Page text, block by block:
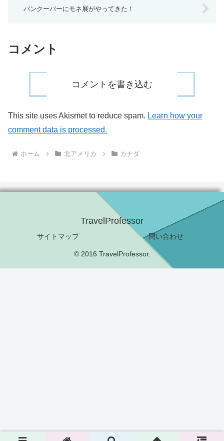
バンクーバーにモネ展がやってきた！
コメント
コメントを書き込む
This site uses Akismet to reduce spam. Learn how your
comment data is processed.
ホーム 北アメリカ カナダ
TravelProfessor
サイトマップ 問い合わせ
© 2016 TravelProfessor.